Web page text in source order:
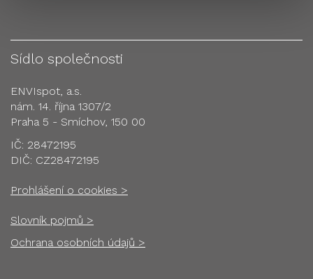
Sídlo společnosti
ENVIspot, a.s.
nám. 14. října 1307/2
Praha 5 - Smíchov, 150 00
IČ: 28472195
DIČ: CZ28472195
Prohlášení o cookies >
Slovník pojmů >
Ochrana osobních údajů >